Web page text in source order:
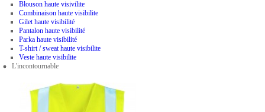
Blouson haute visivilite
Combinaison haute visibilite
Gilet haute visibilité
Pantalon haute visibilité
Parka haute visibilité
T-shirt / sweat haute visibilite
Veste haute visibilite
L'incontournable